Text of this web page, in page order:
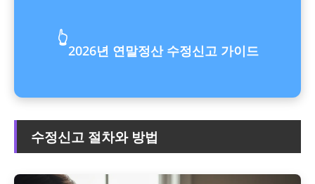
👆
2026년 연말정산 수정신고 가이드
수정신고 절차와 방법